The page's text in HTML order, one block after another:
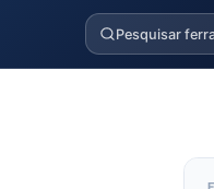
Pesquisar